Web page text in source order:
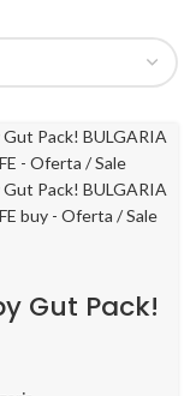
Gut Pack!